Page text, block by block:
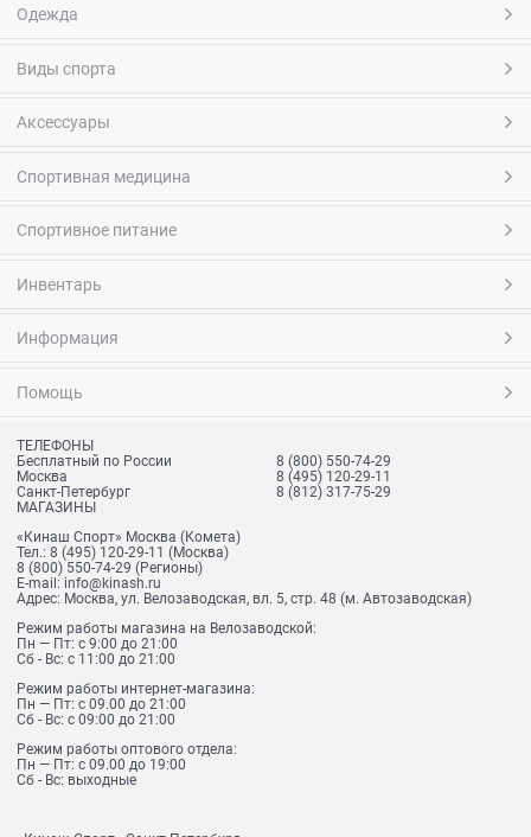
Одежда
Виды спорта
Аксессуары
Спортивная медицина
Спортивное питание
Инвентарь
Информация
Помощь
ТЕЛЕФОНЫ
Бесплатный по России
8 (800) 550-74-29
Москва
8 (495) 120-29-11
Санкт-Петербург
8 (812) 317-75-29
МАГАЗИНЫ
«Кинаш Спорт» Москва (Комета)
Тел.: 8 (495) 120-29-11 (Москва)
8 (800) 550-74-29 (Регионы)
E-mail: info@kinash.ru
Адрес: Москва, ул. Велозаводская, вл. 5, стр. 48 (м. Автозаводская)
Режим работы магазина на Велозаводской:
Пн — Пт: с 9:00 до 21:00
Сб - Вс: с 11:00 до 21:00
Режим работы интернет-магазина:
Пн — Пт: с 09.00 до 21:00
Сб - Вс: с 09:00 до 21:00
Режим работы оптового отдела:
Пн — Пт: с 09.00 до 19:00
Сб - Вс: выходные